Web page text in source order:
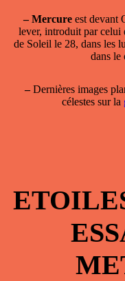
– Mercureest devant
lever, introduit par celui
de Soleil le 28, dans les
dans le
–Dernières images
célestes sur la